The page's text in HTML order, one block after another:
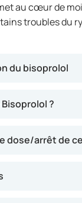
au cœur de
troubles du
du bisoprolol
l’action
Cela ralentit
des
?
dose/arrêt de